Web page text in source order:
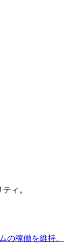
ィ。
の稼働を維持。